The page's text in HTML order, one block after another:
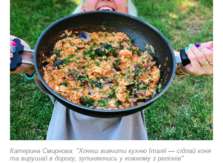
Катерина Смирнова: "Хочеш вивчити кухню Італії— сідлай коня
та вирушай в дорогу, зупиняючись у кожному з регіонів"